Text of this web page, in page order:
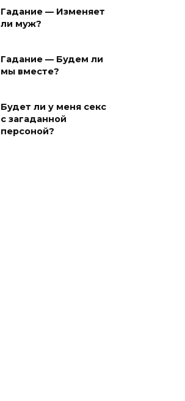
Гадание — Изменяет
ли муж?
Гадание — Будем ли
мы вместе?
Будет ли у меня секс
с загаданной
персоной?